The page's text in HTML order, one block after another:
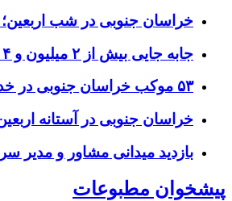
خراسان جنوبی در شب اربعین؛ ۱۵۶ شب میدان‌داری مردم پای آرمان‌های حسینی
جابه جایی بیش از ۲ میلیون و ۴۰۴ هزار تن کالا از خراسان جنوبی به سایر استان‌های کشور
۵۳ موکب خراسان جنوبی در خدمت زائران اربعین؛ کاظمین نماد وحدت شد
خراسان جنوبی در آستانه
بازدید میدانی مشاور و مدیر
پیشخوان مطبوعات